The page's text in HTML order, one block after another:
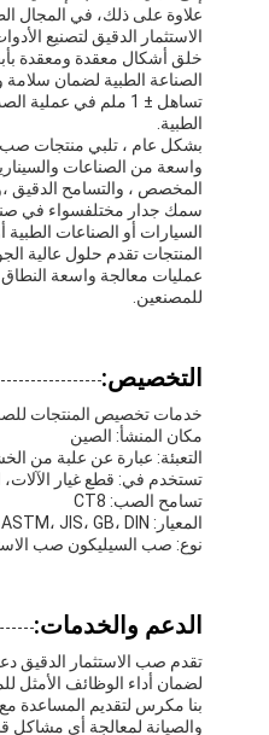
الصفحة الرئيسية
منتجات
معلومات عنا
جولة في المعمل
اتصل بنا
شريط عازل لاصق
شريط عزل قماش زجاجي
شريط لاصق فيلم بوليميد
علاوة على ذلك، في المجال
الاستثمار الدقيق لتصنيع
خلق أشكال معقدة ومعقدة
الصناعة الطبية لضمان سلامة
تساهل ± 1 ملم في
الطبية.
بشكل عام ، تلبي منتجات صب
واسعة من الصناعات
المخصص ، والتسامح الدقيق
سمك جدار مختلفسواء في
السيارات أو الصناعات
المنتجات تقدم حلول عالية
عمليات معالجة واسعة النطاق
للمصنعين.
التخصيص:
خدمات تخصيص المنتجات
مكان المنشأ: الصين
التعبئة: عبارة عن علبة من
تستخدم في: قطع غيار الآلات،
تسامح الصب: CT8
المعيار: ASTM، JIS، GB، DIN
نوع: صب السيليكون صب
الدعم والخدمات:
تقدم صب الاستثمار الدقيق
لضمان أداء الوظائف الأمثل
بنا مكرس لتقديم المساعدة
والصيانة لمعالجة أي مشاكل